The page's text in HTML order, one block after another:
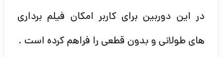
در این دوربین برای کاربر امکان فیلم برداری
های طولانی و بدون قطعی را فراهم کرده است .